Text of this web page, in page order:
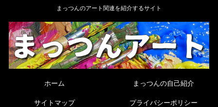
まっつんのアート関連を紹介するサイト
ホーム まっつんの自己紹介
サイトマップ プライバシーポリシー